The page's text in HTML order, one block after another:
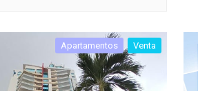
Apartamentos Venta